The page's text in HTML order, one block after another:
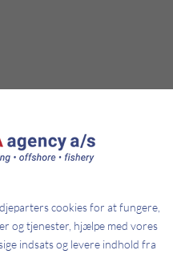
cookies for at fungere,
og tjenester, hjælpe med vores
indsats og levere indhold fra